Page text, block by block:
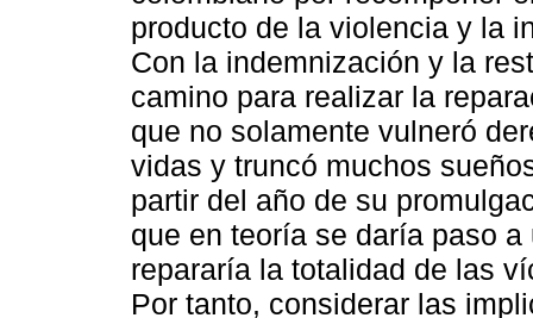
producto de la violencia y la
Con la indemnización y la
camino para realizar la
que no solamente vulneró
vidas y truncó muchos
partir del año de su
que en teoría se daría paso
repararía la totalidad de las
Por tanto, considerar las